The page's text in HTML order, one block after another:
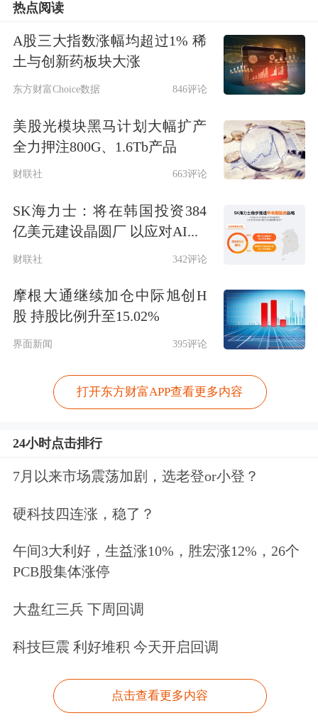
热点阅读
A股三大指数涨幅均超过1% 稀
土与创新药板块大涨
东方财富Choice数据 846评论
美股光模块黑马计划大幅扩产
全力押注800G、1.6Tb产品
财联社 663评论
SK海力士：将在韩国投资384
亿美元建设晶圆厂 以应对AI...
财联社 342评论
摩根大通继续加仓中际旭创H
股 持股比例升至15.02%
界面新闻 395评论
打开东方财富APP查看更多内容
24小时点击排行
7月以来市场震荡加剧，选老登or小登？
硬科技四连涨，稳了？
午间3大利好，生益涨10%，胜宏涨12%，26个
PCB股集体涨停
大盘红三兵 下周回调
科技巨震 利好堆积 今天开启回调
点击查看更多内容